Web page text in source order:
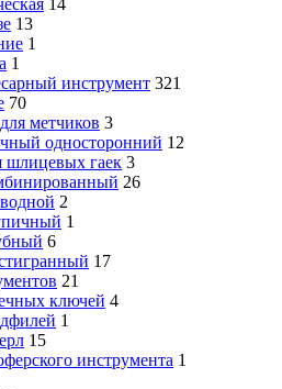
14
13
1
1
инструмент 321
70
метчиков 3
односторонний 12
шлицевых гаек 3
26
2
1
6
17
21
ключей 4
1
15
инструмента 1